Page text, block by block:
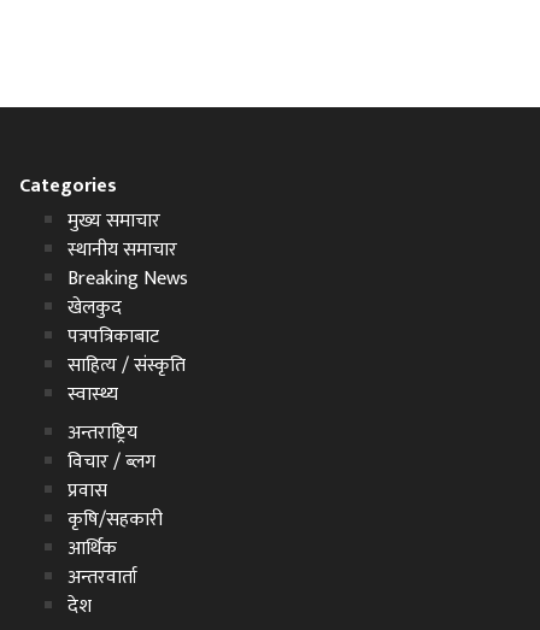
Categories
मुख्य समाचार
स्थानीय समाचार
Breaking News
खेलकुद
पत्रपत्रिकाबाट
साहित्य / संस्कृति
स्वास्थ्य
अन्तराष्ट्रिय
विचार / ब्लग
प्रवास
कृषि/सहकारी
आर्थिक
अन्तरवार्ता
देश